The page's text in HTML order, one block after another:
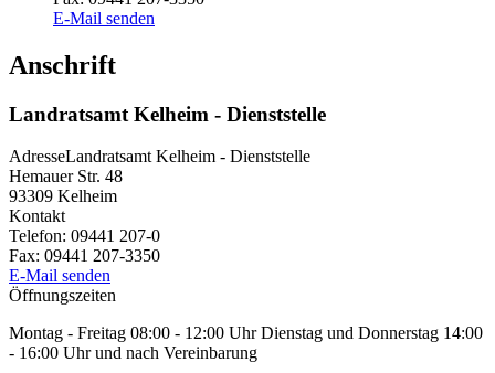
E-Mail senden
Anschrift
Landratsamt Kelheim - Dienststelle
AdresseLandratsamt Kelheim - Dienststelle
Hemauer Str. 48
93309 Kelheim
Kontakt
Telefon: 09441 207-0
Fax: 09441 207-3350
E-Mail senden
Öffnungszeiten
Montag - Freitag 08:00 - 12:00 Uhr Dienstag und Donnerstag 14:00
- 16:00 Uhr und nach Vereinbarung